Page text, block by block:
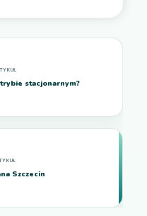
stacjonarnym?
Szczecin